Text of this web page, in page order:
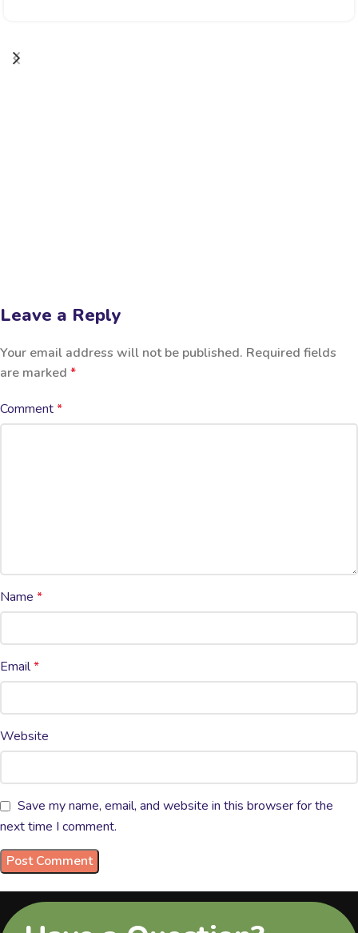
Leave a Reply
Your email address will not be published. Required fields
are marked *
Comment*
Name *
Email*
Website
Save my name, email, and website in this browser for the
next time I comment.